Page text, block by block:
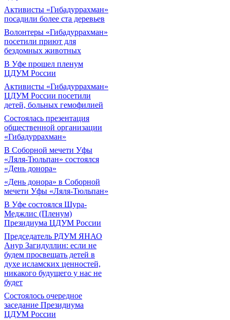
Активисты «Гибадуррахман»
посадили более ста деревьев
Волонтеры «Гибадуррахман»
посетили приют для
бездомных животных
В Уфе прошел пленум
ЦДУМ России
Активисты «Гибадуррахман»
ЦДУМ России посетили
детей, больных гемофилией
Состоялась презентация
общественной организации
«Гибадуррахман»
В Соборной мечети Уфы
«Ляля-Тюльпан» состоялся
«День донора»
«День донора» в Соборной
мечети Уфы «Ляля-Тюльпан»
В Уфе состоялся Шура-
Меджлис (Пленум)
Президиума ЦДУМ России
Председатель РДУМ ЯНАО
Анур Загидуллин: если не
будем просвещать детей в
духе исламских ценностей,
никакого будущего у нас не
будет
Состоялось очередное
заседание Президиума
ЦДУМ России